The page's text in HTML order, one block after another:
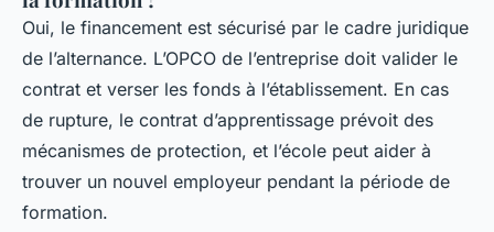
Oui, le financement est sécurisé par le cadre juridique
de l’alternance. L’OPCO de l’entreprise doit valider le
contrat et verser les fonds à l’établissement. En cas
de rupture, le contrat d’apprentissage prévoit des
mécanismes de protection, et l’école peut aider à
trouver un nouvel employeur pendant la période de
formation.